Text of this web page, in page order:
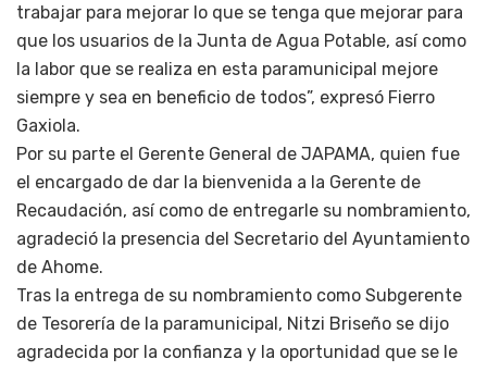
trabajar para mejorar lo que se tenga que mejorar para
que los usuarios de la Junta de Agua Potable, así como
la labor que se realiza en esta paramunicipal mejore
siempre y sea en beneficio de todos”, expresó Fierro
Gaxiola.
Por su parte el Gerente General de JAPAMA, quien fue
el encargado de dar la bienvenida a la Gerente de
Recaudación, así como de entregarle su nombramiento,
agradeció la presencia del Secretario del Ayuntamiento
de Ahome.
Tras la entrega de su nombramiento como Subgerente
de Tesorería de la paramunicipal, Nitzi Briseño se dijo
agradecida por la confianza y la oportunidad que se le